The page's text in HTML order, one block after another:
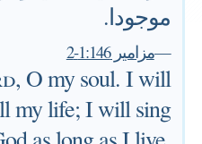
موجودا.
—مزامير 1:146-2
, O my soul. I will
my life; I will sing